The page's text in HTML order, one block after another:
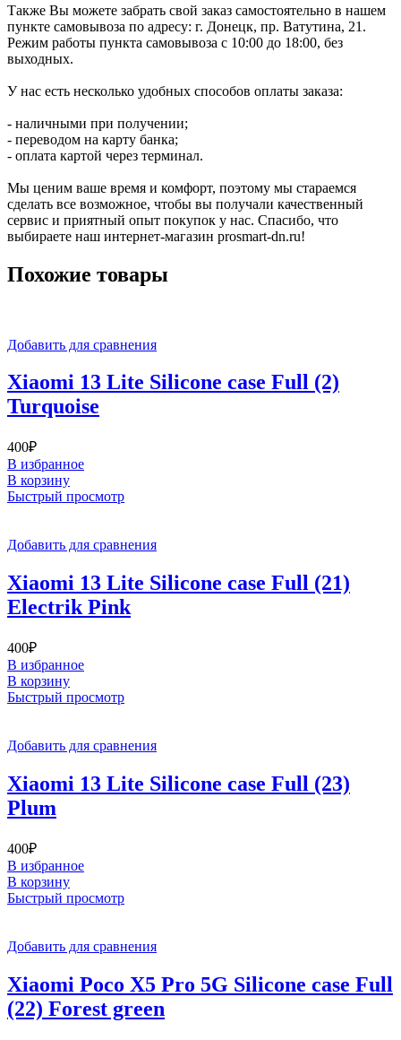
Также Вы можете забрать свой заказ самостоятельно в нашем
пункте самовывоза по адресу: г. Донецк, пр. Ватутина, 21.
Режим работы пункта самовывоза с 10:00 до 18:00, без
выходных.
У нас есть несколько удобных способов оплаты заказа:
- наличными при получении;
- переводом на карту банка;
- оплата картой через терминал.
Мы ценим ваше время и комфорт, поэтому мы стараемся
сделать все возможное, чтобы вы получали качественный
сервис и приятный опыт покупок у нас. Спасибо, что
выбираете наш интернет-магазин prosmart-dn.ru!
Похожие товары
Добавить для сравнения
Xiaomi 13 Lite Silicone case Full (2)
Turquoise
400₽
В избранное
В корзину
Быстрый просмотр
Добавить для сравнения
Xiaomi 13 Lite Silicone case Full (21)
Electrik Pink
400₽
В избранное
В корзину
Быстрый просмотр
Добавить для сравнения
Xiaomi 13 Lite Silicone case Full (23)
Plum
400₽
В избранное
В корзину
Быстрый просмотр
Добавить для сравнения
Xiaomi Poco X5 Pro 5G Silicone case Full
(22) Forest green